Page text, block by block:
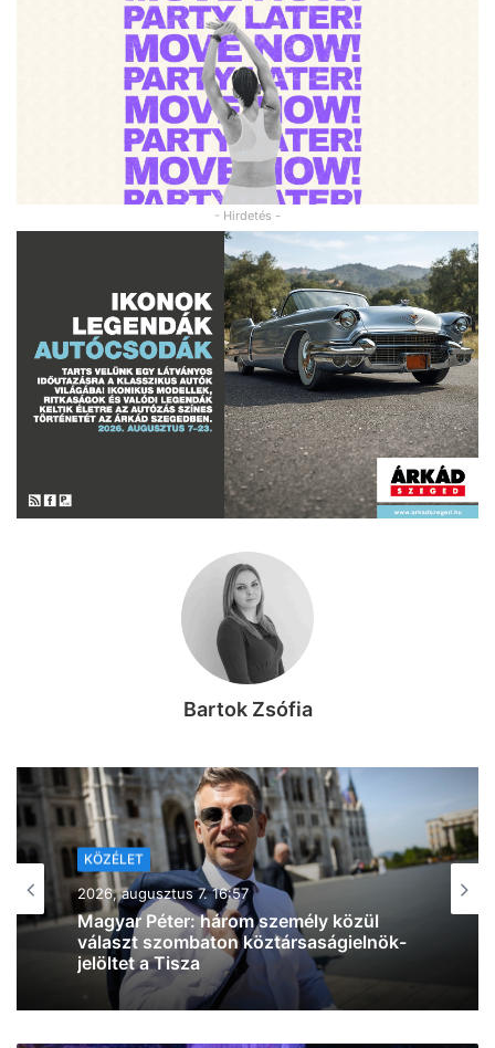
- Hirdetés -
Bartok Zsófia
KÖZÉLET
2026, augusztus 7. 15:00
Szíjjártó Péter BYD-ügyét már a
Budapesti Rendőr-főkapitányság
vizsgálja